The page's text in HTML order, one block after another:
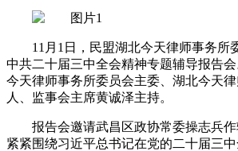
11月1日，民盟湖北今天律师事务所
中共二十届三中全会精神专题辅导报告
今天律师事务所委员会主委、湖北今天
人、监事会主席黄诚泽主持。
报告会邀请武昌区政协常委操志兵
紧紧围绕习近平总书记在党的二十届三